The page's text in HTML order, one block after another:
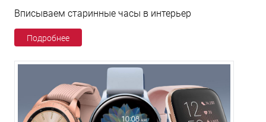
Вписываем старинные часы в интерьер
Подробнее